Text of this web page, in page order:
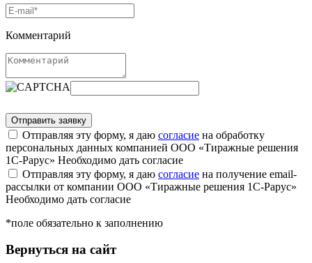
Комментарий
Отправляя эту форму, я даю согласие на обработку
персональных данных компанией ООО «Тиражные решения
1С-Рарус» Необходимо дать согласие
Отправляя эту форму, я даю согласие на получение email-
рассылки от компании ООО «Тиражные решения 1С-Рарус»
Необходимо дать согласие
*поле обязательно к заполнению
Вернуться на сайт